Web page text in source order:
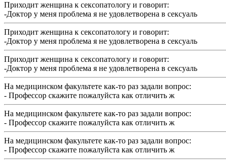
Приходит женщина к сексопатологу и говорит:
-Доктор у меня проблема я не удовлетворена в сексуаль
Приходит женщина к сексопатологу и говорит:
-Доктор у меня проблема я не удовлетворена в сексуаль
Приходит женщина к сексопатологу и говорит:
-Доктор у меня проблема я не удовлетворена в сексуаль
На медицинском факультете как-то раз задали вопрос:
- Профессор скажите пожалуйста как отличить ж
На медицинском факультете как-то раз задали вопрос:
- Профессор скажите пожалуйста как отличить ж
На медицинском факультете как-то раз задали вопрос:
- Профессор скажите пожалуйста как отличить ж